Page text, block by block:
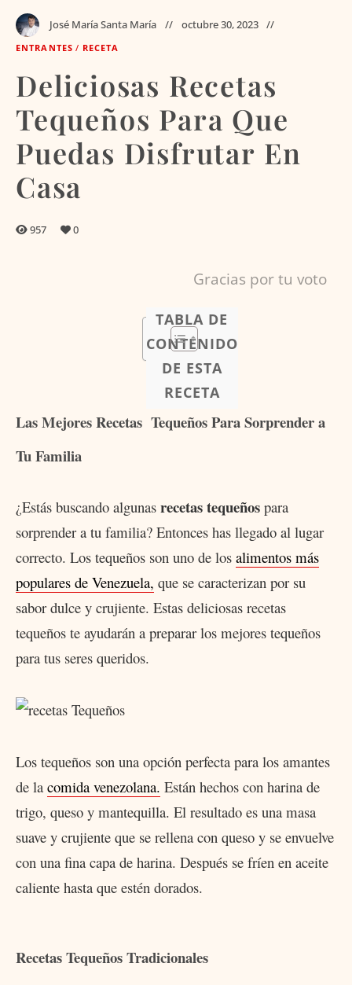
José María Santa María octubre 30, 2023
ENTRANTES / RECETA
Deliciosas Recetas
Tequeños Para Que
Puedas Disfrutar En
Casa
957 0
Gracias por tu voto
TABLA DE
CONTENIDO
DE ESTA
RECETA
Las Mejores Recetas Tequeños Para Sorprender a
Tu Familia
¿Estás buscando algunas recetas tequeños para
sorprender a tu familia? Entonces has llegado al lugar
correcto. Los tequeños son uno de los alimentos más
populares de Venezuela, que se caracterizan por su
sabor dulce y crujiente. Estas deliciosas recetas
tequeños te ayudarán a preparar los mejores tequeños
para tus seres queridos.
Los tequeños son una opción perfecta para los amantes
de la comida venezolana. Están hechos con harina de
trigo, queso y mantequilla. El resultado es una masa
suave y crujiente que se rellena con queso y se envuelve
con una fina capa de harina. Después se fríen en aceite
caliente hasta que estén dorados.
Recetas Tequeños Tradicionales